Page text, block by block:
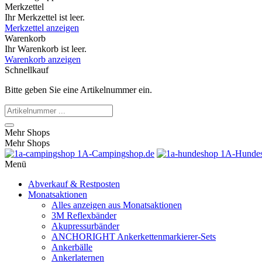
Merkzettel
Ihr Merkzettel ist leer.
Merkzettel anzeigen
Warenkorb
Ihr Warenkorb ist leer.
Warenkorb anzeigen
Schnellkauf
Bitte geben Sie eine Artikelnummer ein.
Mehr Shops
Mehr Shops
1A-Campingshop.de
1A-
Menü
Abverkauf & Restposten
Monatsaktionen
Alles anzeigen aus Monatsaktionen
3M Reflexbänder
Akupressurbänder
ANCHORIGHT Ankerkettenmarkierer-Sets
Ankerbälle
Ankerlaternen